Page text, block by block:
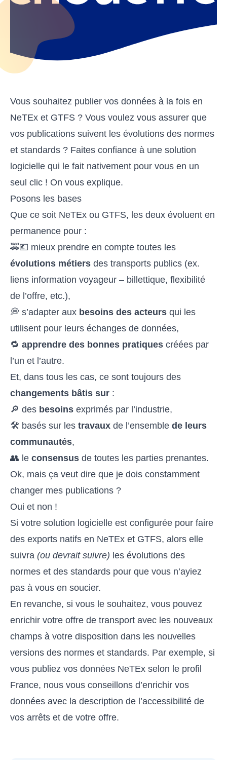
Vous souhaitez publier vos données à la fois en
NeTEx et GTFS ? Vous voulez vous assurer que
vos publications suivent les évolutions des normes
et standards ? Faites confiance à une solution
logicielle qui le fait nativement pour vous en un
seul clic ! On vous explique.
Posons les bases
Que ce soit NeTEx ou GTFS, les deux évoluent en
permanence pour :
🚕💶 mieux prendre en compte toutes les
évolutions métiers des transports publics (ex.
liens information voyageur – billettique, flexibilité
de l’offre, etc.),
💭 s’adapter aux besoins des acteurs qui les
utilisent pour leurs échanges de données,
🔁 apprendre des bonnes pratiques créées par
l’un et l’autre.
Et, dans tous les cas, ce sont toujours des
changements bâtis sur :
🔎 des besoins exprimés par l’industrie,
🛠️ basés sur les travaux de l’ensemble de leurs
communautés,
👥 le consensus de toutes les parties prenantes.
Ok, mais ça veut dire que je dois constamment
changer mes publications ?
Oui et non !
Si votre solution logicielle est configurée pour faire
des exports natifs en NeTEx et GTFS, alors elle
suivra (ou devrait suivre) les évolutions des
normes et des standards pour que vous n’ayiez
pas à vous en soucier.
En revanche, si vous le souhaitez, vous pouvez
enrichir votre offre de transport avec les nouveaux
champs à votre disposition dans les nouvelles
versions des normes et standards. Par exemple, si
vous publiez vos données NeTEx selon le profil
France, nous vous conseillons d’enrichir vos
données avec la description de l’accessibilité de
vos arrêts et de votre offre.